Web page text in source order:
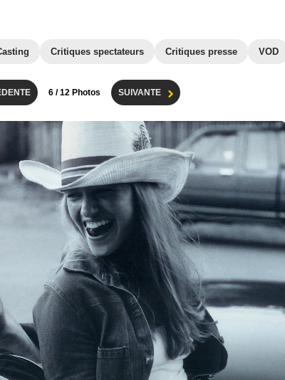
Critiques spectateurs Critiques presse VOD
6 / 12 Photos SUIVANTE